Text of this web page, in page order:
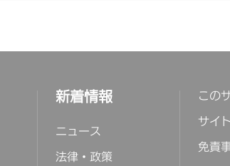
新着情報
ニュース
法律・政策
この
サイ
免責